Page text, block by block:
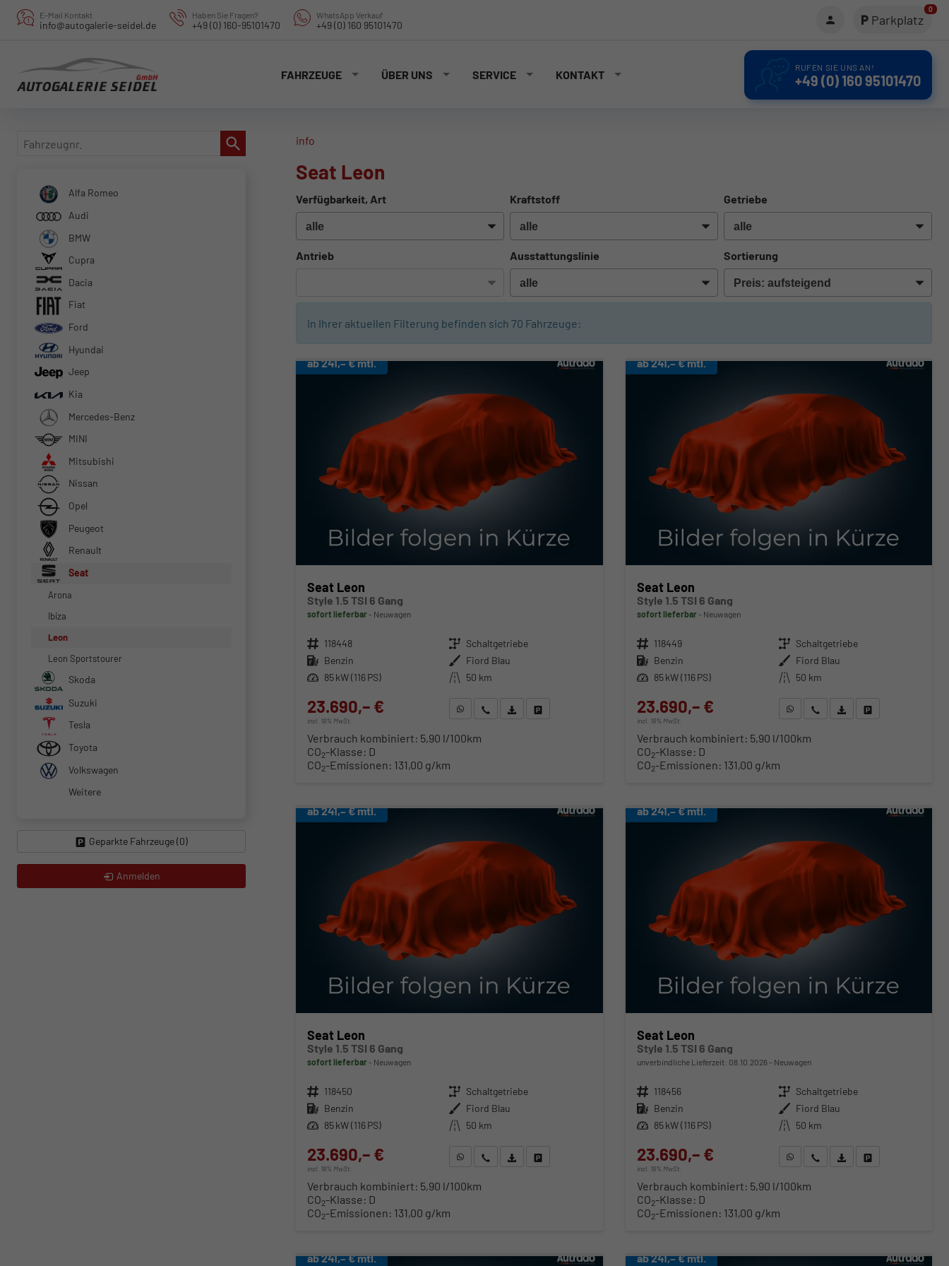
E-Mail Kontakt
info@autogalerie-seidel.de
Haben Sie Fragen?
+49 (0) 160-95101470
WhatsApp Verkauf
+49 (0) 160 95101470 Parkplatz
0
FAHRZEUGE ÜBER UNS SERVICE KONTAKT
RUFEN SIE UNS AN!
+49 (0) 160 95101470
info
Seat Leon
Verfügbarkeit, Art Kraftstoff Getriebe
Antrieb Ausstattungslinie Sortierung
In Ihrer aktuellen Filterung befinden sich70 Fahrzeuge:
ab 241,– € mtl.
Seat Leon
Style 1.5 TSI 6 Gang
sofort lieferbar Neuwagen
Fahrzeugnr. 118448 Getriebe Schaltgetriebe
Kraftstoff Benzin Außenfarbe Fiord Blau
Leistung 85 kW (116 PS) Kilometerstand 50 km
23.690,– €
incl. 19% MwSt.
WhatsApp anfragen
Wir rufen Sie anFahrzeugexposé (PDF)
Verbrauch kombiniert: 5,90 l/100km
CO2-Klasse: D
CO2-Emissionen: 131,00 g/km
ab 241,– € mtl.
Seat Leon
Style 1.5 TSI 6 Gang
sofort lieferbar Neuwagen
Fahrzeugnr. 118449 Getriebe Schaltgetriebe
Kraftstoff Benzin Außenfarbe Fiord Blau
Leistung 85 kW (116 PS) Kilometerstand 50 km
23.690,– €
incl. 19% MwSt.
WhatsApp anfragen
Wir rufen Sie anFahrzeugexposé (PDF)
Fahrzeug parken
Verbrauch kombiniert: 5,90 l/100km
CO2-Klasse: D
CO2-Emissionen: 131,00 g/km
ab 241,– € mtl.
Seat Leon
Style 1.5 TSI 6 Gang
sofort lieferbar Neuwagen
Fahrzeugnr. 118450 Getriebe Schaltgetriebe
Kraftstoff Benzin Außenfarbe Fiord Blau
Leistung 85 kW (116 PS) Kilometerstand 50 km
23.690,– €
incl. 19% MwSt.
WhatsApp anfragen
Wir rufen Sie anFahrzeugexposé (PDF)
Verbrauch kombiniert: 5,90 l/100km
CO2-Klasse: D
CO2-Emissionen: 131,00 g/km
ab 241,– € mtl.
Seat Leon
Style 1.5 TSI 6 Gang
unverbindliche Lieferzeit: 08.10.2026 Neuwagen
Fahrzeugnr. 118456 Getriebe Schaltgetriebe
Kraftstoff Benzin Außenfarbe Fiord Blau
Leistung 85 kW (116 PS) Kilometerstand 50 km
23.690,– €
incl. 19% MwSt.
WhatsApp anfragen
Wir rufen Sie anFahrzeugexposé (PDF)
Fahrzeug parken
Verbrauch kombiniert: 5,90 l/100km
CO2-Klasse: D
CO2-Emissionen: 131,00 g/km
ab 241,– € mtl. ab 241,– € mtl.
Fahrzeugnr.
Alfa Romeo
Audi
BMW
Cupra
Dacia
Fiat
Ford
Hyundai
Jeep
Kia
Mercedes-Benz
MINI
Mitsubishi
Nissan
Opel
Peugeot
Renault
Seat
Arona
Ibiza
Leon
Leon Sportstourer
Skoda
Suzuki
Tesla
Toyota
Volkswagen
Weitere
Geparkte Fahrzeuge (0)
Anmelden